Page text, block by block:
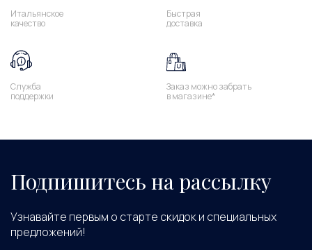
Итальянское
качество
Быстрая
доставка
Служба
поддержки
Заказ можно забрать
в магазине*
Подпишитесь на рассылку
Узнавайте первым о старте скидок и специальных
предложений!